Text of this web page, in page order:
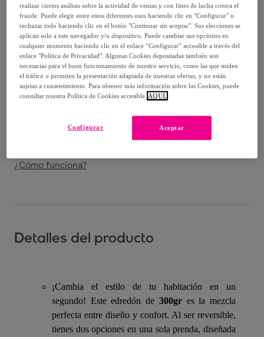
Vendido porNordic-Home
Entrega
Envío gratis
Entrega: Entre el30/08
¿Cómo funciona?
Detalles del producto
¡Cambia el estilo de tu habitación en un
segundo! Este edredón de 300gres la mezcla
perfecta entre diseño y confort. Al ser reversible,
tienes dos opciones en una sola prenda, diseñada
realizar ciertos análisis sobre la actividad de ventas y con fines de lucha contra el
fraude. Puede elegir entre estos diferentes usos haciendo clic en "Configurar" o
rechazar todo haciendo clic en el botón "Continuar sin aceptar". Sus elecciones se
aplican solo a este navegador y/o dispositivo. Puede cambiar sus opciones en
cualquier momento haciendo clic en el enlace “Configurar” accesible a través del
enlace "Política de Privacidad". Algunas Cookies depositadas también son
necesarias para el buen funcionamiento de nuestro servicio, como las que miden
el tráfico o permiten la presentación adaptada de nuestras ofertas, y no están
sujetas a consentimiento. Para obtener más información sobre las Cookies, puede
consultar nuestra Política de Cookies accesible AQUÍ.
Aceptar
Configurar